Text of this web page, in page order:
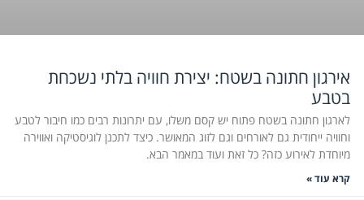
אירגון חתונה בשטח: יצירת חוויה בלתי נשכחת
בטבע
לארגון חתונה בשטח פתוח יש קסם משלו, עם יתרונות רבים כמו חיבור לטבע
וחוויה ייחודית גם לאורחים וגם לזוג המאושר. כיצד לתכנן לוגיסטיקה ואווירה
מיוחדת לאירוע כזה? כל זאת ועוד במאמר הבא.
קרא עוד »